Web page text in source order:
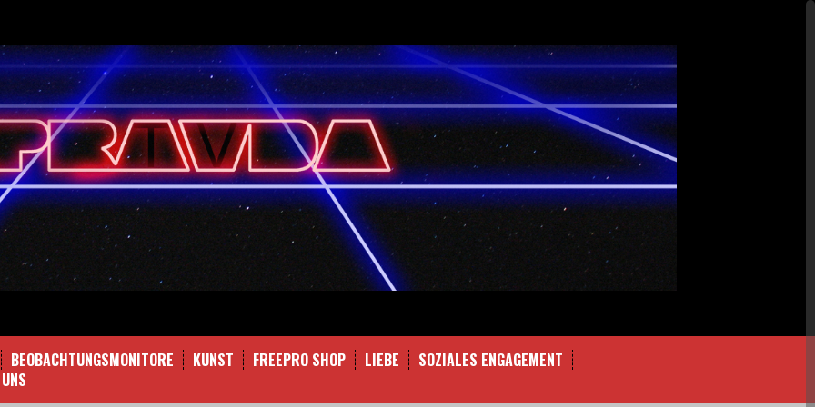
BEOBACHTUNGSMONITORE KUNST FREEPRO SHOP LIEBE
SOZIALES ENGAGEMENT